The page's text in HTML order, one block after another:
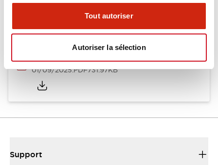
Tout autoriser
Autoriser la sélection
Catalogues Et Brochures
LW Catalog
01/09/2025.PDF731.97KB
Support